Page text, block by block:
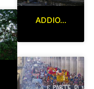
ADDIO…